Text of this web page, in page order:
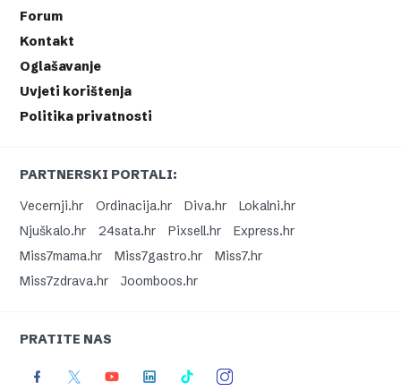
Forum
Kontakt
Oglašavanje
Uvjeti korištenja
Politika privatnosti
PARTNERSKI PORTALI:
Vecernji.hr
Ordinacija.hr Diva.hr
Lokalni.hr
Njuškalo.hr
24sata.hr Pixsell.hr
Express.hr
Miss7mama.hr
Miss7gastro.hr
Miss7.hr
Miss7zdrava.hr
Joomboos.hr
PRATITE NAS